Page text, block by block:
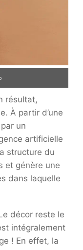
résultat,
À partir d’une
un
artificielle
structure du
et génère une
dans laquelle
décor reste le
intégralement
! En effet, la